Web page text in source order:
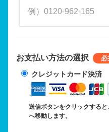
お支払い方法の選択
クレジットカード決済
送信ボタンをクリックする
へ移動します。